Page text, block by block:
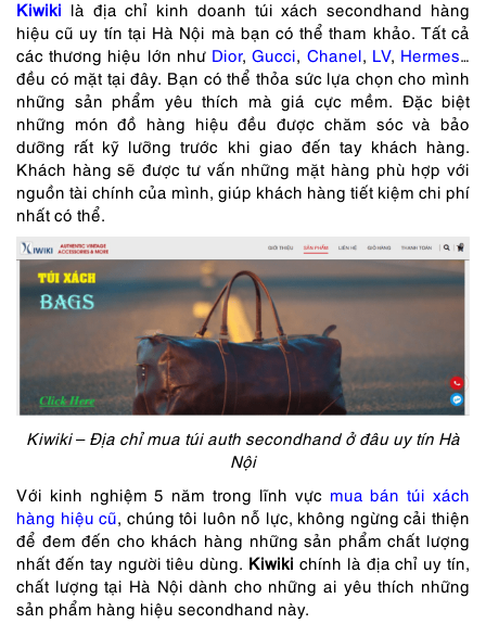
Kiwiki là địa chỉ kinh doanh túi xách secondhand hàng
hiệu cũ uy tín tại Hà Nội mà bạn có thể tham khảo. Tất cả
các thương hiệu lớn như Dior,Gucci, Chanel, LV, Hermes…
đều có mặt tại đây. Bạn có thể thỏa sức lựa chọn cho mình
những sản phẩm yêu thích mà giá cực mềm. Đặc biệt
những món đồ hàng hiệu đều được chăm sóc và bảo
dưỡng rất kỹ lưỡng trước khi giao đến tay khách hàng.
Khách hàng sẽ được tư vấn những mặt hàng phù hợp với
nguồn tài chính của mình, giúp khách hàng tiết kiệm chi phí
nhất có thể.
Kiwiki – Địa chỉ mua túi auth secondhand ở đâu uy tín Hà
Nội
Với kinh nghiệm 5 năm trong lĩnh vực mua bán túi xách
hàng hiệu cũ , chúng tôi luôn nỗ lực, không ngừng cải thiện
để đem đến cho khách hàng những sản phẩm chất lượng
nhất đến tay người tiêu dùng. Kiwiki chính là địa chỉ uy tín,
chất lượng tại Hà Nội dành cho những ai yêu thích những
sản phẩm hàng hiệu secondhand này.